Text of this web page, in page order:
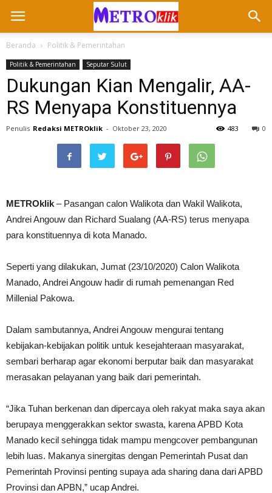
Beranda Politik & Pemerintahan
Politik & Pemerintahan Seputar Sulut
Dukungan Kian Mengalir, AA-
RS Menyapa Konstituennya
Penulis Redaksi METROklik - Oktober 23, 2020 0
483
METROklik – Pasangan calon Walikota dan Wakil Walikota,
Andrei Angouw dan Richard Sualang (AA-RS) terus menyapa
para konstituennya di kota Manado.
Seperti yang dilakukan, Jumat (23/10/2020) Calon Walikota
Manado, Andrei Angouw hadir di rumah pemenangan Red
Millenial Pakowa.
Dalam sambutannya, Andrei Angouw mengurai tentang
kebijakan-kebijakan politik untuk kesejahteraan masyarakat,
sembari berharap agar ekonomi berputar baik dan masyarakat
merasakan pelayanan yang baik dari pemerintah.
“Jika Tuhan berkenan dan dipercaya oleh rakyat maka saya akan
berupaya menggerakkan sektor swasta, karena APBD Kota
Manado kecil sehingga tidak mampu mengcover pembangunan
lebih luas. Makanya sinergitas dengan Pemerintah Pusat dan
Pemerintah Provinsi penting supaya ada sharing dana dari APBD
Provinsi dan APBN,” ucap Andrei.